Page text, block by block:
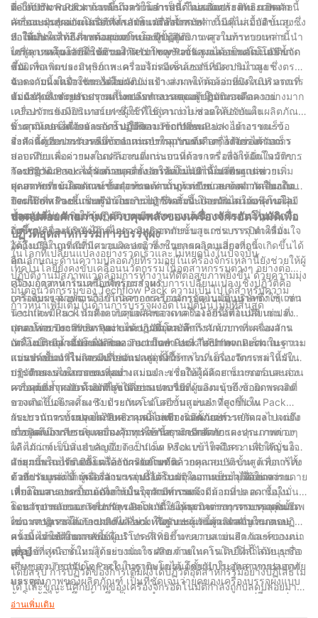
ที่ Techflow Pack ก้าวขึ้นมารับโอกาสนี้ โดยเพิ่มประสิทธิภาพและ
ความแม่นยำผ่านเครื่องจักรอัตโนมัติที่ล้ำสมัย
ผลให้ปริมาณปริมาณและเวลาในการผลิตไม่สอดคล้องกัน นอกจากนี้
ลักษณะฝุ่นของผงมักสร้างสภาพแวดล้อมการทำงานที่ไม่เอื้ออำนวย ซึ่ง
ก่อให้เกิดความเสี่ยงต่อสุขภาพของผู้ปฏิบัติงาน ความท้าทายเหล่านี้นำ
ไปสู่ความต้องการเร่งด่วนสำหรับโซลูชันขั้นสูงและเป็นอัตโนมัติมาก
ขึ้น
Techflow Pack ตระหนักถึงความจำเป็นด้านนวัตกรรมและเปิดตัว
เครื่องบรรจุผงอัตโนมัติที่ล้ำสมัย เครื่องจักรเหล่านี้มีคุณสมบัติขั้นสูง
ทำให้มั่นใจได้ถึงความแม่นยำและประสิทธิภาพสูงในกระบวนการ
บรรจุ เทคโนโลยีที่ใช้ช่วยให้สามารถตรวจวัดผงได้อย่างแม่นยำ ขจัด
ข้อผิดพลาดของมนุษย์และความไม่สอดคล้องกันของปริมาณยา
นอกจากนี้ เครื่องจักรอัตโนมัติยังสร้างสภาพแวดล้อมที่ปิดสนิท ลดการ
สัมผัสฝุ่น และปรับปรุงสภาพการทำงานของผู้ปฏิบัติงาน
3. เพิ่มประสิทธิภาพด้วยเทคโนโลยีขั้นสูง:
เครื่องบรรจุผงอัตโนมัติของ Techflow Pack รวมเอาเทคโนโลยีล้ำ
สมัยเพื่อเพิ่มประสิทธิภาพ เครื่องจักรมีเซ็นเซอร์ที่มีความไวสูง ซึ่งตรวจ
จับระดับผงในภาชนะได้อย่างแม่นยำ ส่งผลให้ต้องจ่ายผงในปริมาณที่
แม่นยำ ซึ่งช่วยลดความสิ้นเปลืองและลดเวลาในการผลิตลงอย่างมาก
เครื่องจักรยังมีอินเทอร์เฟซผู้ใช้ที่ใช้งานง่าย ช่วยให้ปรับแต่ง
พารามิเตอร์ได้ง่าย และช่วยให้สามารถเปลี่ยนแปลงอย่างรวดเร็ว
ระหว่างประเภทผงหรือข้อกำหนดบรรจุภัณฑ์ต่างๆ ได้อย่างรวดเร็ว
4. ความแม่นยำในการเติมผง:
ข้อจำกัดสำคัญประการหนึ่งของการบรรจุผงด้วยตนเองคือความ
แปรปรวนของปริมาณยา ซึ่งนำไปสู่ความไม่สอดคล้องกันในผลิตภัณฑ์
ขั้นสุดท้าย เครื่องจักรอัตโนมัติของ Techflow Pack ได้เอาชนะข้อ
จำกัดนี้ด้วยการรับรองความแม่นยำในการเติม เครื่องจักรได้รับการ
สอบเทียบเพื่อจ่ายผงในปริมาณที่แน่นอนที่ต้องการ เพื่อให้มั่นใจว่าการ
วัดปริมาณยาจะสม่ำเสมอทุกครั้ง ความแม่นยำนี้ไม่เพียงแต่ช่วยเพิ่ม
คุณภาพของผลิตภัณฑ์ขั้นสุดท้ายเท่านั้น แต่ยังช่วยลดความเสี่ยงใน
การใช้ยาเกินขนาดหรือน้อยเกินไป ซึ่งจะเป็นการเพิ่มความพึงพอใจ
ของลูกค้า
5. ความปลอดภัยและการปฏิบัติตามข้อกำหนด:
สิ่งสำคัญอีกประการหนึ่งของการบรรจุแบบผงคือการรับรองความ
ปลอดภัยและความสอดคล้องของกระบวนการ เครื่องจักรอัตโนมัติของ
Techflow Pack ได้รับการออกแบบให้เป็นไปตามมาตรฐานความ
ปลอดภัยที่เข้มงวดและข้อกำหนดด้านกฎระเบียบ สภาพแวดล้อมแบบ
ปิดผนึกที่สร้างขึ้นระหว่างกระบวนการเติมจะป้องกันไม่ให้อนุภาคฝุ่น
หลุดออกไป ช่วยให้ผู้ปฏิบัติงานมีสภาพแวดล้อมการทำงานที่ปลอดภัย
ยิ่งขึ้น เครื่องจักรยังมีกลไกความปลอดภัยขั้นสูง เช่น การปิดเครื่อง
อัตโนมัติในกรณีที่มีความผิดปกติ ซึ่งช่วยลดความเสี่ยงที่อาจเกิดขึ้นได้
อีก
การปฏิวัติการบรรจุผงด้วยเครื่องจักรอัตโนมัติได้เปลี่ยนแปลง
อุตสาหกรรม โดยสามารถเอาชนะความท้าทายและข้อจำกัดในอดีตได้
Techflow Pack เป็นผู้นำในการปฏิวัติครั้งนี้ โดยนำเสนอเทคโนโลยี
ล้ำสมัยที่ช่วยเพิ่มประสิทธิภาพและความแม่นยำ เครื่องบรรจุผง
อัตโนมัติของบริษัทได้เพิ่มประสิทธิภาพกระบวนการบรรจุ ทำให้มั่นใจ
ได้ถึงปริมาณที่สม่ำเสมอและลดเวลาในการผลิต นอกจากนี้
คุณลักษณะด้านความปลอดภัยที่รวมอยู่ในเครื่องจักรเหล่านี้ยังช่วยให้ผู้
ปฏิบัติงานมีสภาพแวดล้อมการทำงานที่ดีต่อสุขภาพยิ่งขึ้น ด้วยความมุ่ง
มั่นต่อนวัตกรรมของ Techflow Pack ความเป็นไปได้สำหรับความ
ก้าวหน้าเพิ่มเติมในด้านการบรรจุผงอัตโนมัตินั้นไม่มีที่สิ้นสุด
ปลดปล่อยศักยภาพ: ควบคุมพลังของเครื่องจักรอัตโนมัติเพื่อ
ปฏิวัติอุตสาหกรรมการบรรจุผง
ในโลกที่เปลี่ยนแปลงอย่างรวดเร็วและไม่หยุดนิ่งในปัจจุบัน
เทคโนโลยียังคงขับเคลื่อนนวัตกรรมในอุตสาหกรรมต่างๆ อย่างต่อ
เนื่อง อุตสาหกรรมหนึ่งที่พร้อมสำหรับการเปลี่ยนแปลงเชิงปฏิวัติคือ
การเติมผง ด้วยการถือกำเนิดของเครื่องจักรอัตโนมัติ บริษัทต่างๆ เช่น
Techflow Pack กำลังควบคุมพลังของเทคโนโลยีนี้เพื่อเปลี่ยนแปลง
อุตสาหกรรมการบรรจุผง บทความนี้เจาะลึกถึงศักยภาพที่เครื่องจักร
อัตโนมัติเหล่านี้ปลดปล่อยออกมา โดยเน้นที่ Techflow Pack ในฐานะ
แบรนด์ชั้นนำในการเปลี่ยนแปลงครั้งนี้
ความก้าวหน้าในเครื่องจักรบรรจุผง:
เครื่องบรรจุผงพัฒนาไปไกลจากกระบวนการแบบแมนนวลซึ่งใช้เวลา
นานและมีแนวโน้มที่จะเกิดข้อผิดพลาด เครื่องจักรอัตโนมัติ เช่น ที่นำ
เสนอโดย Techflow Pack ได้ปฏิวัติอุตสาหกรรมด้วยการผสมผสาน
เทคโนโลยีล้ำสมัยเพื่อเพิ่มความแม่นยำ ประสิทธิภาพ และความ
สามารถในการผลิต เครื่องจักรเหล่านี้ใช้กลไกที่เป็นนวัตกรรมใหม่ใน
การจ่ายผงลงในภาชนะอย่างแม่นยำ ช่วยให้ผู้ผลิตสามารถตอบสนอง
ความต้องการการผลิตที่สูงได้อย่างราบรื่น
ปลดปล่อยประสิทธิภาพผ่านระบบอัตโนมัติ:
เครื่องบรรจุผงอัตโนมัติของ Techflow Pack ได้นำความเร็วและความ
แม่นยำอย่างที่ไม่เคยมีมาก่อนมาสู่อุตสาหกรรม เครื่องจักรเหล่านี้รับ
ประกันการไหลของผงที่สม่ำเสมอและเชื่อถือได้ด้วยเซ็นเซอร์และส่วน
ควบคุมที่ล้ำสมัย ด้วยการขจัดการแทรกแซงของมนุษย์ ข้อผิดพลาดที่
อาจเกิดขึ้นจึงลดลง รับประกันระดับความแม่นยำที่สูงขึ้นใน
กระบวนการบรรจุ ประสิทธิภาพนี้ไม่เพียงแต่ช่วยประหยัดเวลา แต่ยัง
ช่วยลดของเสีย เพิ่มความคุ้มทุนให้กับธุรกิจอีกด้วย
ปฏิวัติกระบวนการบรรจุผง:
เครื่องบรรจุผงอัตโนมัติได้เปลี่ยนแปลงวิธีที่ผู้ผลิตเข้าถึงสายการผลิต
ของตนไปอย่างสิ้นเชิง ด้วยเทคโนโลยีขั้นสูงของ Techflow Pack
กระบวนการทั้งหมดได้รับความคล่องตัว เริ่มตั้งแต่การสกัดผงไปจนถึง
การปิดผนึกภาชนะ เครื่องจักรเหล่านี้สามารถจัดการผงประเภทต่างๆ
ได้ ไม่ว่าจะเป็นแบบละเอียด เป็นเม็ด หรือแบบไหลอิสระ เพื่อให้มั่นใจ
ว่าสามารถปรับเปลี่ยนได้กับผลิตภัณฑ์หลากหลายประเภท ด้วยการตั้ง
ค่าที่ปรับแต่งได้ ผู้ผลิตสามารถปรับความจุในการบรรจุได้อย่างง่ายดาย
เพื่อตอบสนองความต้องการบรรจุภัณฑ์เฉพาะ
รับประกันความปลอดภัยและคุณภาพของผลิตภัณฑ์:
เมื่อพูดถึงการบรรจุแบบผง การรักษาความปลอดภัยและคุณภาพของ
ผลิตภัณฑ์เป็นสิ่งสำคัญยิ่ง Techflow Pack เข้าใจถึงความสำคัญของ
แง่มุมนี้และได้ติดตั้งเครื่องจักรอัตโนมัติด้วยคุณสมบัติขั้นสูงเพื่อแก้ไข
ข้อกังวลเหล่านี้ เครื่องจักรเหล่านี้ได้รับการออกแบบมาเพื่อลดความ
เสี่ยงในการปนเปื้อน เพื่อให้มั่นใจว่ามีสภาพแวดล้อมที่ปลอดเชื้อใน
ระหว่างกระบวนการบรรจุ นอกจากนี้ ยังรวมมาตรการควบคุมคุณภาพ
เช่น การตรวจสอบแบบเรียลไทม์ เพื่อรับประกันความสม่ำเสมอและ
ความแม่นยำในผลลัพธ์
ศักยภาพในการเติบโตและการขยายตัว:
ด้วยการบูรณาการเครื่องบรรจุผงอัตโนมัติ ความเป็นไปได้ในการ
เติบโตและการขยายตัวภายในอุตสาหกรรมจึงมีมากมาย ความมุ่งมั่น
ต่อนวัตกรรมของ Techflow Pack ช่วยให้ธุรกิจต่างๆ สามารถเพิ่มขีด
ความสามารถในการผลิตได้อย่างทวีคูณ ขณะนี้ผู้ผลิตสามารถตอบ
สนองความต้องการของผู้บริโภคที่เพิ่มขึ้น ขยายสายผลิตภัณฑ์ของตน
และเข้าสู่ตลาดใหม่ได้อย่างมั่นใจ ศักยภาพในการเติบโตนี้ได้หนุนชื่อ
เสียงของ Techflow Pack ในฐานะแบรนด์ชั้นนำในอุตสาหกรรมการ
บรรจุผง
โดยสรุป พลังของเครื่องจักรอัตโนมัติในอุตสาหกรรมการบรรจุผงนั้น
ไม่อาจปฏิเสธได้ Techflow Pack ในฐานะผู้เล่นคนสำคัญในการปฏิวัติ
ครั้งนี้ ได้ใช้ศักยภาพนี้เพื่อนำประสิทธิภาพ ความแม่นยำ และความน่า
เชื่อถือที่เหนือชั้นมาสู่กระบวนการผลิต ด้วยเทคโนโลยีที่ล้ำสมัย ธุรกิจ
ต่างๆ สามารถรับโอกาสในการเติบโตได้ โดยรับประกันความปลอดภัย
และคุณภาพของผลิตภัณฑ์ เป็นที่ชัดเจนว่ายุคของเครื่องบรรจุผงแบบ
อัตโนมัติได้มาถึงแล้ว ซึ่งเป็นการกำหนดอนาคตของการเปลี่ยนแปลง
ในอุตสาหกรรมนี้
สรุป
โดยสรุป การปฏิวัติของการเติมผงได้ปฏิวัติอุตสาหกรรมอย่างปฏิเสธไม่
ได้ และขณะนี้ศักยภาพของเครื่องจักรอัตโนมัติกำลังถูกปลดปล่อยมาก
ขึ้นกว่าที่เคยเป็นมา ในฐานะบริษัทที่มีประสบการณ์ 8 ปีในสาขานี้ เรา
อ่านเพิ่มเติม